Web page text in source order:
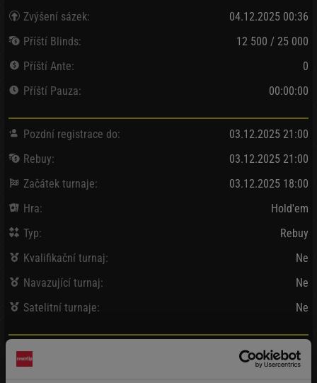
Zvýšení sázek:
04.12.2025 00:36
Příští Blinds:
12 500 / 25 000
Příští Ante:
0
Příští Pauza:
00:00:00
Pozdní registrace do:
03.12.2025 21:00
Rebuy:
03.12.2025 21:00
Začátek turnaje:
03.12.2025 18:00
Hra:
Hold'em
Typ:
Rebuy
Kvalifikační turnaj:
Ne
Navazující turnaj:
Ne
Satelitní turnaje:
Ne
Bank / Vybráno: 100 000 Kč/102 830 Kč